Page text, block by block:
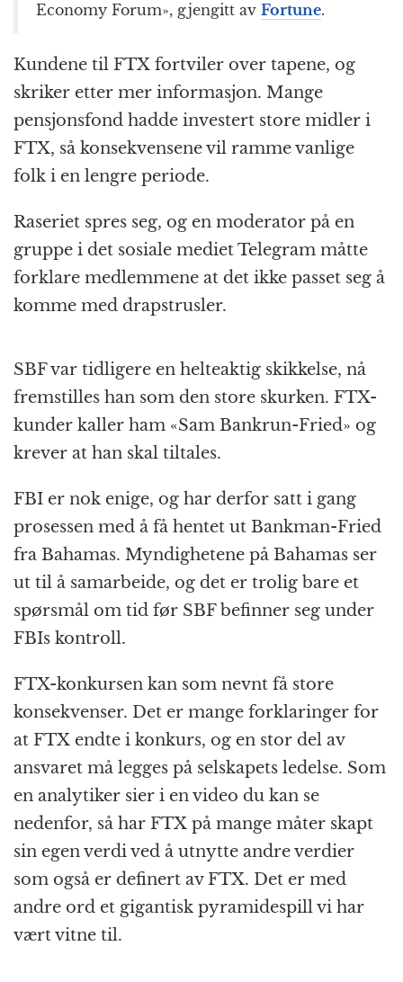
Economy Forum», gjengitt av Fortune.
Kundene til FTX fortviler over tapene, og
skriker etter mer informasjon. Mange
pensjonsfond hadde investert store midler i
FTX, så konsekvensene vil ramme vanlige
folk i en lengre periode.
Raseriet spres seg, og en moderator på en
gruppe i det sosiale mediet Telegram måtte
forklare medlemmene at det ikke passet seg å
komme med drapstrusler.
SBF var tidligere en helteaktig skikkelse, nå
fremstilles han som den store skurken. FTX-
kunder kaller ham «Sam Bankrun-Fried» og
krever at han skal tiltales.
FBI er nok enige, og har derfor satt i gang
prosessen med å få hentet ut Bankman-Fried
fra Bahamas. Myndighetene på Bahamas ser
ut til å samarbeide, og det er trolig bare et
spørsmål om tid før SBF befinner seg under
FBIs kontroll.
FTX-konkursen kan som nevnt få store
konsekvenser. Det er mange forklaringer for
at FTX endte i konkurs, og en stor del av
ansvaret må legges på selskapets ledelse. Som
en analytiker sier i en video du kan se
nedenfor, så har FTX på mange måter skapt
sin egen verdi ved å utnytte andre verdier
som også er definert av FTX. Det er med
andre ord et gigantisk pyramidespill vi har
vært vitne til.